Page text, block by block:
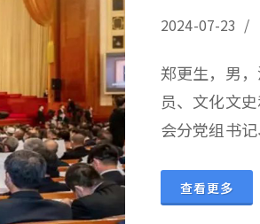
2024-07-23 /
郑更生，男
员、文化文
会分党组书记
查看更多